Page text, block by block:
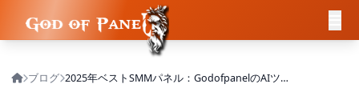
ブログ 2025年ベストSMMパネル：GodofpanelのAIツールで本物のエンゲージメントを獲得